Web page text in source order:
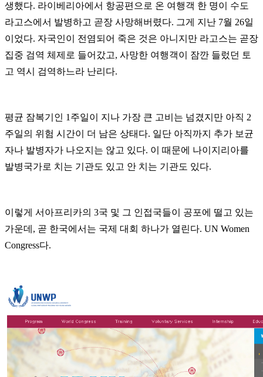
생했다. 라이베리아에서 항공편으로 온 여행객 한 명이 수도
라고스에서 발병하고 곧장 사망해버렸다. 그게 지난 7월 26일
이었다. 자국인이 전염되어 죽은 것은 아니지만 라고스는 곧장
집중 검역 체제로 들어갔고, 사망한 여행객이 잠깐 들렀던 토
고 역시 검역하느라 난리다.
평균 잠복기인 1주일이 지나 가장 큰 고비는 넘겼지만 아직 2
주일의 위험 시간이 더 남은 상태다. 일단 아직까지 추가 보균
자나 발병자가 나오지는 않고 있다. 이 때문에 나이지리아를
발병국가로 치는 기관도 있고 안 치는 기관도 있다.
이렇게 서아프리카의 3국 및 그 인접국들이 공포에 떨고 있는
가운데, 곧 한국에서는 국제 대회 하나가 열린다. UN Women
Congress다.